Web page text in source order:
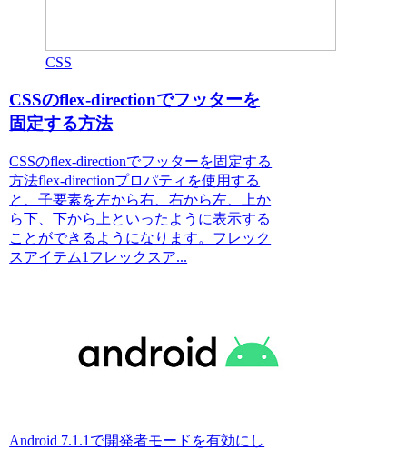
CSS
CSSのflex-directionでフッターを
固定する方法
CSSのflex-directionでフッターを固定する
方法flex-directionプロパティを使用する
と、子要素を左から右、右から左、上か
ら下、下から上といったように表示する
ことができるようになります。フレック
スアイテム1フレックスア...
Android 7.1.1で開発者モードを有効にし